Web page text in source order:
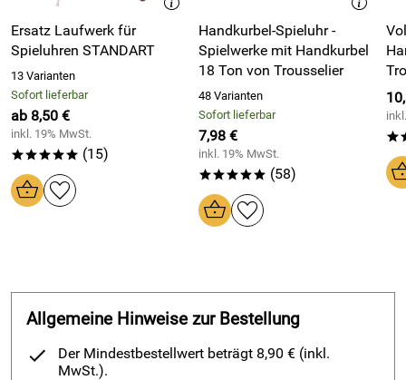
Ersatz Laufwerk für
Spieluhren STANDART
13 Varianten
Sofort lieferbar
ab 8,50 €
inkl. 19% MwSt.
***** (15)
Handkurbel-Spieluhr -
Spielwerke mit Handkurbel
18 Ton von Trousselier
48 Varianten
Sofort lieferbar
7,98 €
inkl. 19% MwSt.
***** (58)
Allgemeine Hinweise zur Bestellung
Der Mindestbestellwert beträgt 8,90 € (inkl.
MwSt.).